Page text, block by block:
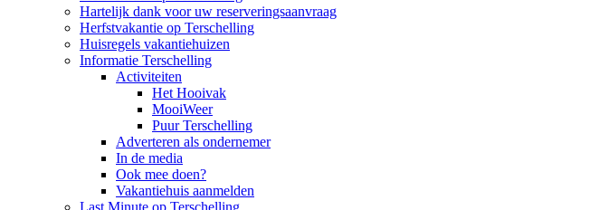
Hartelijk dank voor uw reserveringsaanvraag
Herfstvakantie op Terschelling
Huisregels vakantiehuizen
Informatie Terschelling
Activiteiten
Het Hooivak
MooiWeer
Puur Terschelling
Adverteren als ondernemer
In de media
Ook mee doen?
Vakantiehuis aanmelden
Last Minute op Terschelling